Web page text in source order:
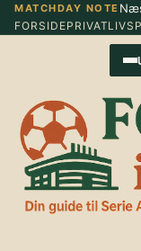
Spring
til
MATCHDAY NOTE
FORSIDE